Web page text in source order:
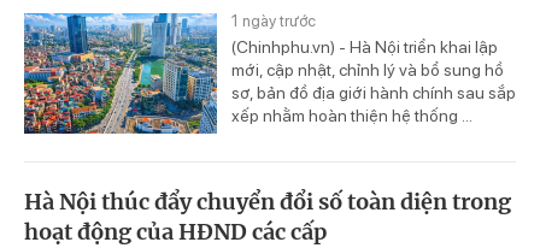
1 ngày trước
(Chinhphu.vn) - Hà Nội triển khai lập
mới, cập nhật, chỉnh lý và bổ sung hồ
sơ, bản đồ địa giới hành chính sau sắp
xếp nhằm hoàn thiện hệ thống ...
Hà Nội thúc đẩy chuyển đổi số toàn diện trong
hoạt động của HĐND các cấp